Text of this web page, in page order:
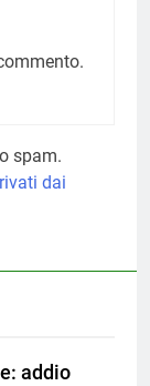
spam.
dai
addio